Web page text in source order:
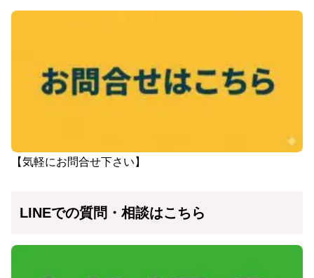
【気軽にお問合せ下さい】
LINEでの質問・相談はこちら